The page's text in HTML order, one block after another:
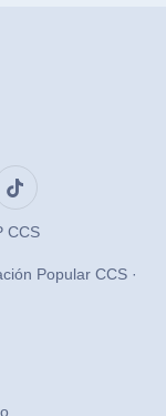
CCS
Popular CCS ·